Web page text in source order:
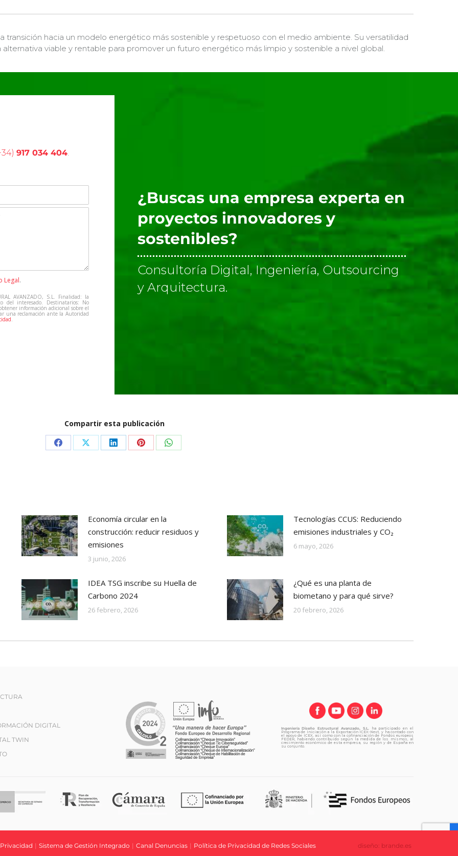
transición hacia un modelo energético más sostenible y respetuoso con el medio ambiente. Su versatilidad
viable y rentable para promover un futuro energético más limpio y sostenible a nivel global.
917 034 404.
Legal.
AVANZADO, S.L. Finalidad: la
del interesado. Destinatarios: No
información adicional sobre el
una reclamación ante la Autoridad
.
¿Buscas una empresa experta en
proyectos innovadores y
sostenibles?
Consultoría Digital, Ingeniería, Outsourcing
y Arquitectura.
Compartir esta publicación
Share Share Share Share Share
Economía circular en la
construcción: reducir residuos y
emisiones
3 junio, 2026
Tecnologías CCUS: Reduciendo
emisiones industriales y CO₂
6 mayo, 2026
IDEA TSG inscribe su Huella de
Carbono 2024
26 febrero, 2026
¿Qué es una planta de
biometano y para qué sirve?
20 febrero, 2026
DIGITAL
TWIN
Ingeniería Diseño Estructural Avanzado, S.L.ha participado en el
Programa de Iniciación a la Exportación ICEX-Next, y ha contado con
el apoyo de ICEX, así como con la cofinanciación de Fondos europeos
FEDER, habiendo contribuido según la medida de los mismos, al
crecimiento económico de esta empresa, su región y de España en
su conjunto.
| Sistema de Gestión Integrado | Canal Denuncias | Política de Privacidad de Redes Sociales diseño: brande.es